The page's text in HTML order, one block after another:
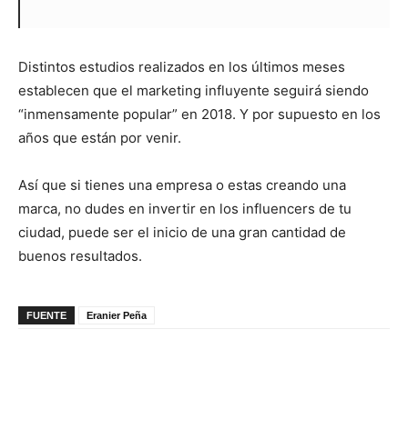
Distintos estudios realizados en los últimos meses
establecen que el marketing influyente seguirá siendo
“inmensamente popular” en 2018. Y por supuesto en los
años que están por venir.
Así que si tienes una empresa o estas creando una
marca, no dudes en invertir en los influencers de tu
ciudad, puede ser el inicio de una gran cantidad de
buenos resultados.
FUENTE Eranier Peña